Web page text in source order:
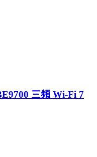
三頻 Wi-Fi 7